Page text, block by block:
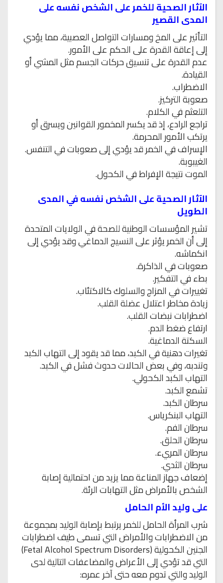
الآثار الصحية للخمر على الشخص نفسه على
المدى القصير
التأثير على المخ ومسارات التواصل العصبية، مما يؤدي
إلى إعاقة القدرة على الحكم على الأمور.
عدم القدرة على تنسيق حركات الجسم مثل المشي أو
القيادة.
الاضطراب.
صعوبة التركيز.
التلعثم في الكلام.
تراجع الرادع، إذ قد يكسر المخمور القوانين ويسرق أو
يرتكب الأمور المحرمة.
الإسراف في الخمر قد يؤدي إلى صعوبات في التنفس.
الغيبوبة.
الموت نتيجة الإفراط في الكحول.
الآثار الصحية على الشخص نفسه في المدى
الطويل
تشير المؤسسات الوطنية للصحة في الولايات المتحدة
إلى أن الخمر يؤثر على النسيج الدماغي وقد يؤدي إلى
انكماشه.
صعوبات في الذاكرة.
بطء في التفكير.
تغييرات في المزاج والسلوك كالاكتئاب.
زيادة مخاطر اعتلال عضلة القلب.
اضطرابات نبضات القلب.
ارتفاع ضغط الدم.
السكتة الدماغية.
تغيرات دهنية في الكبد، مما قد يقود إلى التهاب الكبد
وتندبه، وفي بعض الحالات حدوث فشل في الكبد.
التهاب الكبد الكحولي.
تشمع الكبد.
سرطان الكبد.
التهاب البنكرياس.
سرطان الفم.
سرطان الحلق.
سرطان المريء.
سرطان الثدي.
إضعاف جهاز المناعة مما يزيد من احتمالية إصابة
الشخص بالأمراض مثل التهابات الرئة.
على وليد الأم الحامل
شرب المرأة الحامل للخمر يرتبط بإصابة الوليد بمجموعة
من الاضطرابات والأمراض التي تسمى طيف اضطرابات
الجنين الكحولية (Fetal Alcohol Spectrum Disorders)
التي قد تؤدي إلى الأعراض والمضاعفات التالية لدى
الوليد والتي تدوم معه حتى آخر عمره: